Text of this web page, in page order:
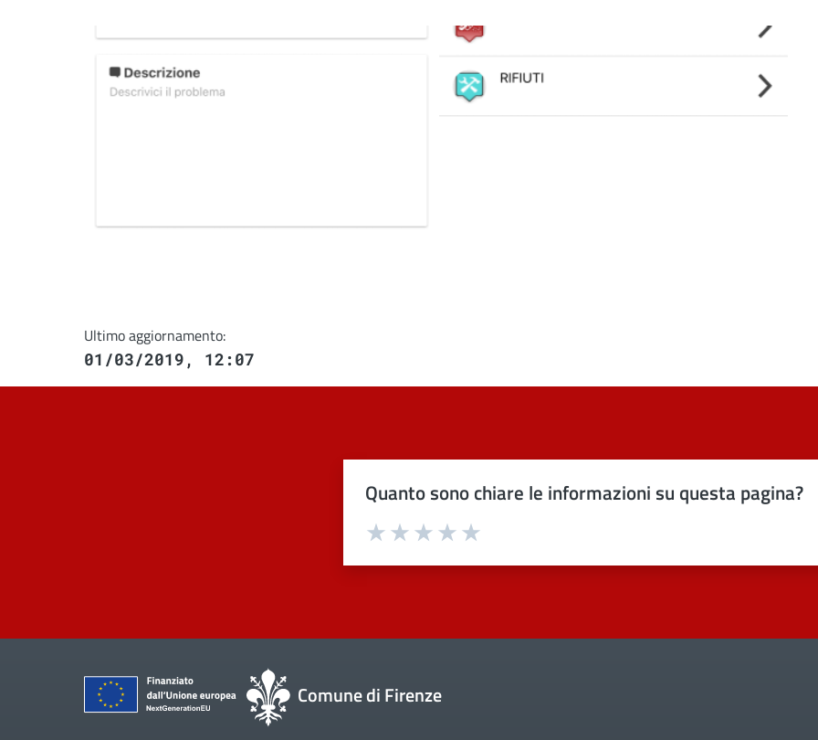
Image Image
Ultimo aggiornamento:
01/03/2019, 12:07
Quanto sono chiare le informazioni su questa pagina?
Valuta 4 stelle su 5
Valuta 3 stelle su 5
Valuta 2 stelle su 5
Valuta 1 stelle su 5
Comune di Firenze